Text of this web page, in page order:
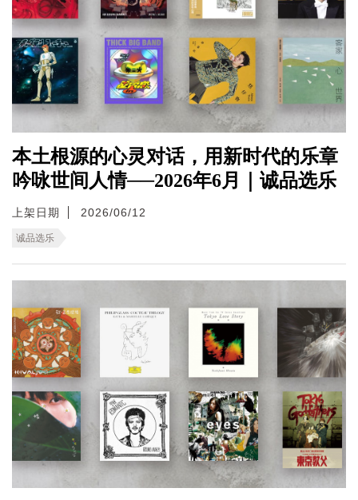
本土根源的心灵对话，用新时代的乐章
吟咏世间人情──2026年6月｜诚品选乐
上架日期 2026/06/12
诚品选乐